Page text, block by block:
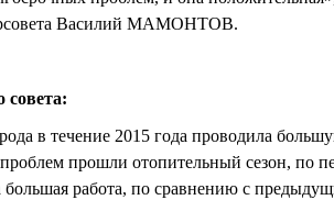
Василий МАМОНТОВ.
совета:
в течение 2015 года проводила
прошли отопительный сезон, по
большая работа, по сравнению с